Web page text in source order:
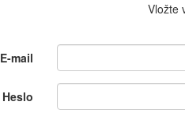
Vložte
E-mail
Heslo